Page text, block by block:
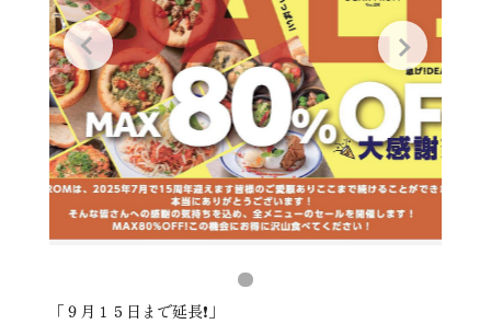
「９月１５日まで延長❗️」